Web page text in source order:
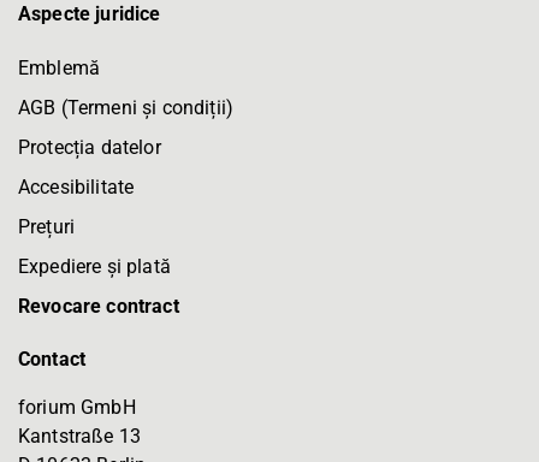
Aspecte juridice
Emblemă
AGB (Termeni și condiții)
Protecția datelor
Accesibilitate
Prețuri
Expediere și plată
Revocare contract
Contact
forium GmbH
Kantstraße 13